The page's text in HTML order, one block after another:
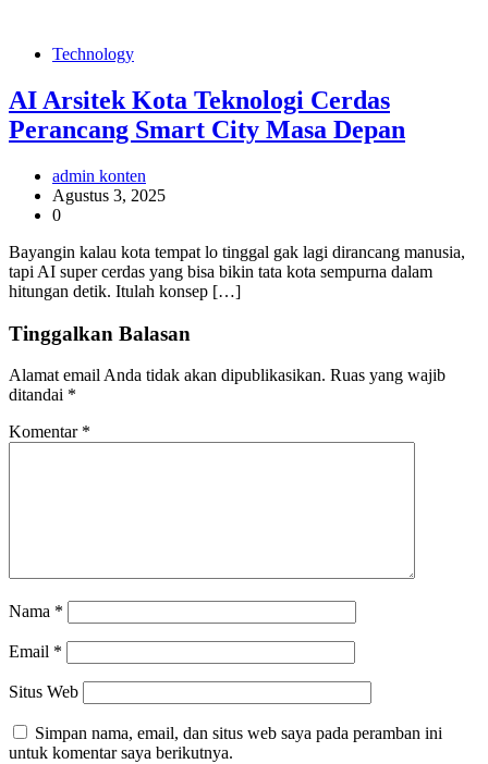
Technology
AI Arsitek Kota Teknologi Cerdas
Perancang Smart City Masa Depan
admin konten
Agustus 3, 2025
0
Bayangin kalau kota tempat lo tinggal gak lagi dirancang manusia,
tapi AI super cerdas yang bisa bikin tata kota sempurna dalam
hitungan detik. Itulah konsep […]
Tinggalkan Balasan
Alamat email Anda tidak akan dipublikasikan. Ruas yang wajib
ditandai *
Komentar *
Nama *
Email *
Situs Web
Simpan nama, email, dan situs web saya pada peramban ini
untuk komentar saya berikutnya.